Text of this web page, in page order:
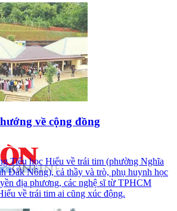
về cộng đồng
Tiểu học Hiểu về trái tim (phường Nghĩa
Đắk Nông), cả thầy và trò, phụ huynh học
địa phương, các nghệ sĩ từ TPHCM
về trái tim ai cũng xúc động.